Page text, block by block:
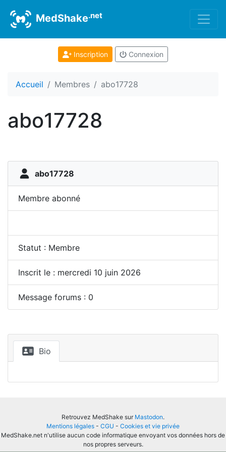
MedShake.net
Inscription Connexion
Accueil Membres abo17728
abo17728
abo17728
Membre abonné
Statut : Membre
Inscrit le : mercredi 10 juin 2026
Message forums : 0
Bio
Retrouvez MedShake sur Mastodon.
Mentions légales - CGU - Cookies et vie privée
MedShake.net n'utilise aucun code informatique envoyant vos données hors de
nos propres serveurs.